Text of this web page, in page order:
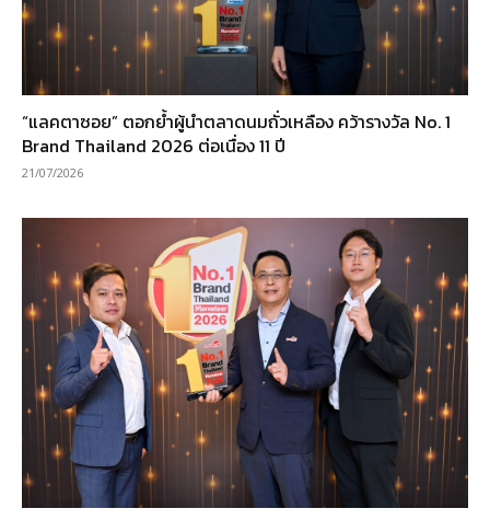
“แลคตาซอย” ตอกย้ำผู้นำตลาดนมถั่วเหลือง คว้ารางวัล No. 1
Brand Thailand 2026 ต่อเนื่อง 11 ปี
21/07/2026